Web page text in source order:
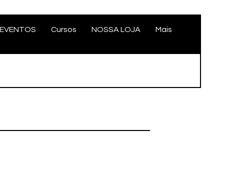
EVENTOS Cursos NOSSA LOJA Mais